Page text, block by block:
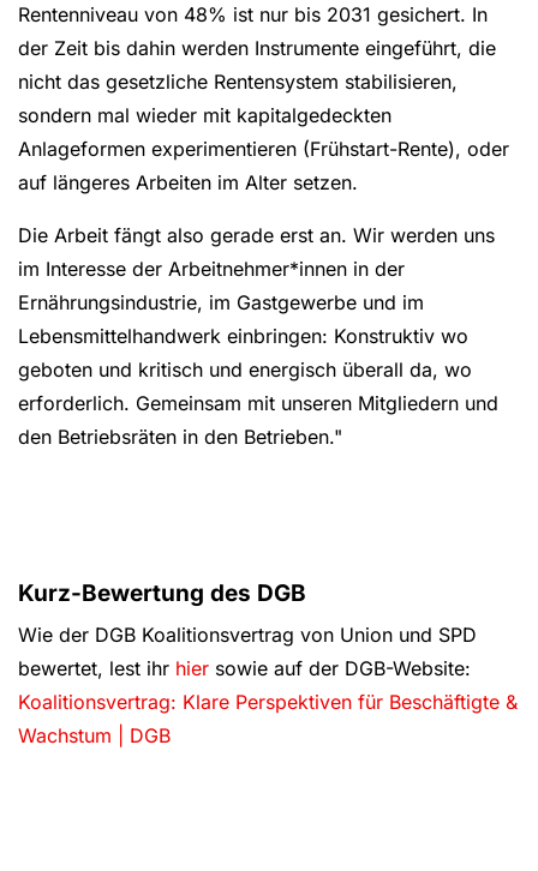
Rentenniveau von 48% ist nur bis 2031 gesichert. In
der Zeit bis dahin werden Instrumente eingeführt, die
nicht das gesetzliche Rentensystem stabilisieren,
sondern mal wieder mit kapitalgedeckten
Anlageformen experimentieren (Frühstart-Rente), oder
auf längeres Arbeiten im Alter setzen.
Die Arbeit fängt also gerade erst an. Wir werden uns
im Interesse der Arbeitnehmer*innen in der
Ernährungsindustrie, im Gastgewerbe und im
Lebensmittelhandwerk einbringen: Konstruktiv wo
geboten und kritisch und energisch überall da, wo
erforderlich. Gemeinsam mit unseren Mitgliedern und
den Betriebsräten in den Betrieben."
Kurz-Bewertung des DGB
Wie der DGB Koalitionsvertrag von Union und SPD
bewertet, lest ihr hier sowie auf der DGB-Website:
Koalitionsvertrag: Klare Perspektiven für Beschäftigte &
Wachstum | DGB